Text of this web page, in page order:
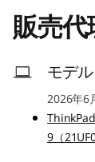
荷なア
らに、
CPU内蔵: イ
セキュリテ
あり（
その他のセ
パワーオン
1-HDMI
マイクロ
販売
モデ
2026年6
9（